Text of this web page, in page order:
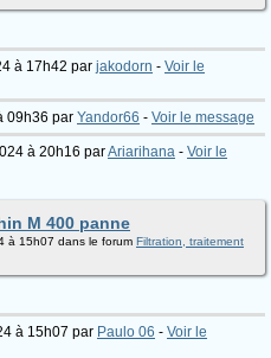
à 17h42 par jakodorn - Voir le
09h36 par Yandor66 - Voir le message
à 20h16 parAriarihana - Voir le
M 400 panne
à 15h07 dans le forum Filtration, traitement
à 15h07 par Paulo 06 - Voir le